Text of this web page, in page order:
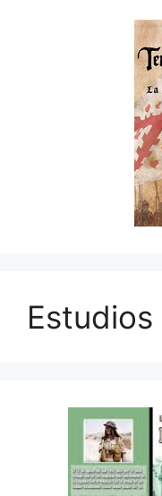
Estudios